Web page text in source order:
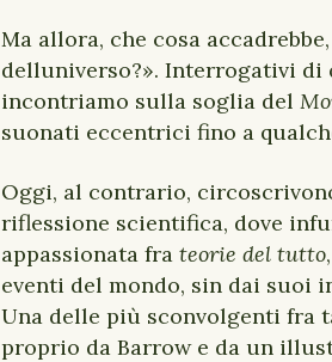
Ma allora, che cosa
delluniverso?». Interrogativi di
incontriamo sulla soglia del
suonati eccentrici fino a
Oggi, al contrario,
riflessione scientifica, dove
appassionata fra teorie del tutto
eventi del mondo, sin dai suoi
Una delle più sconvolgenti fra
proprio da Barrow e da un